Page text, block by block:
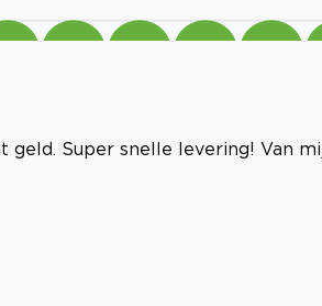
Super snelle levering! Van